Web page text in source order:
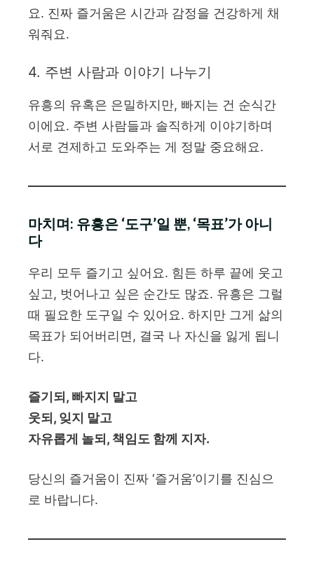
요. 진짜 즐거움은 시간과 감정을 건강하게 채
워줘요.
4. 주변 사람과 이야기 나누기
유흥의 유혹은 은밀하지만, 빠지는 건 순식간
이에요. 주변 사람들과 솔직하게 이야기하며
서로 견제하고 도와주는 게 정말 중요해요.
마치며: 유흥은 ‘도구’일 뿐, ‘목표’가 아니
다
우리 모두 즐기고 싶어요. 힘든 하루 끝에 웃고
싶고, 벗어나고 싶은 순간도 많죠. 유흥은 그럴
때 필요한 도구일 수 있어요. 하지만 그게 삶의
목표가 되어버리면, 결국 나 자신을 잃게 됩니
다.
즐기되, 빠지지 말고
웃되, 잊지 말고
자유롭게 놀되, 책임도 함께 지자.
당신의 즐거움이 진짜 ‘즐거움’이기를 진심으
로 바랍니다.